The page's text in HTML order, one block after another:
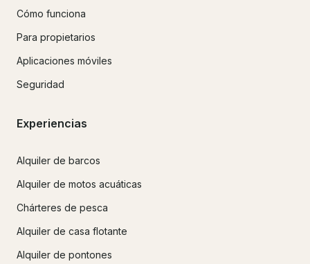
Cómo funciona
Para propietarios
Aplicaciones móviles
Seguridad
Experiencias
Alquiler de barcos
Alquiler de motos acuáticas
Chárteres de pesca
Alquiler de casa flotante
Alquiler de pontones